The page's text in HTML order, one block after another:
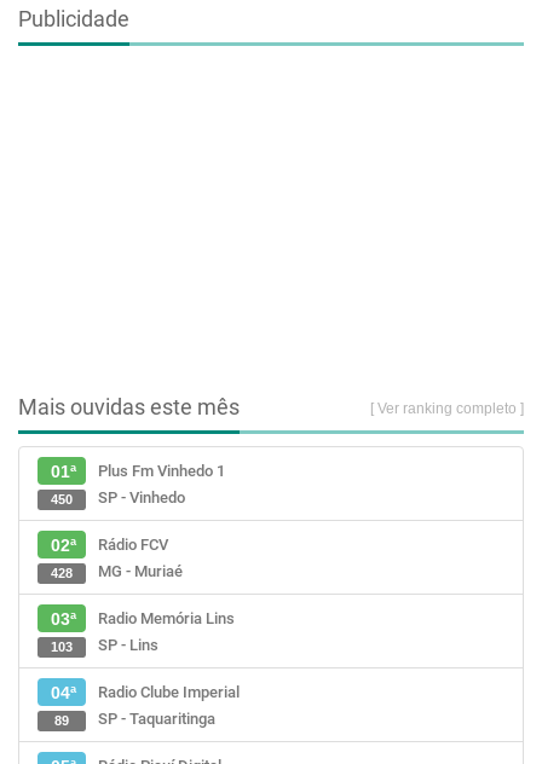
Publicidade
Mais ouvidas este mês [ Ver ranking completo ]
01ª
Plus Fm Vinhedo 1
SP - Vinhedo
450
02ª
Rádio FCV
MG - Muriaé
428
03ª
Radio Memória Lins
SP - Lins
103
04ª
Radio Clube Imperial
SP - Taquaritinga
89